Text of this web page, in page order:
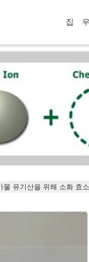
집
물 유기산을 위해 소화 효